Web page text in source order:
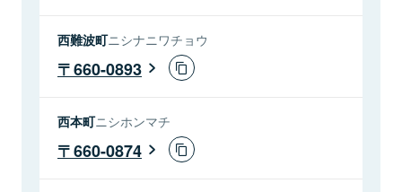
西難波町ニシナニワチョウ
660-0893
西本町ニシホンマチ
660-0874